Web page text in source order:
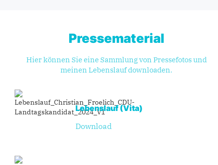
Pressematerial
Hier können Sie eine Sammlung von Pressefotos und
meinen Lebenslauf downloaden.
Lebens­lauf (Vita)
Download